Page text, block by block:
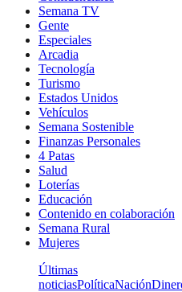
Semana TV
Gente
Especiales
Arcadia
Tecnología
Turismo
Estados Unidos
Vehículos
Semana Sostenible
Finanzas Personales
4 Patas
Salud
Loterías
Educación
Contenido en colaboración
Semana Rural
Mujeres
Últimas
noticiasPolíticaNación